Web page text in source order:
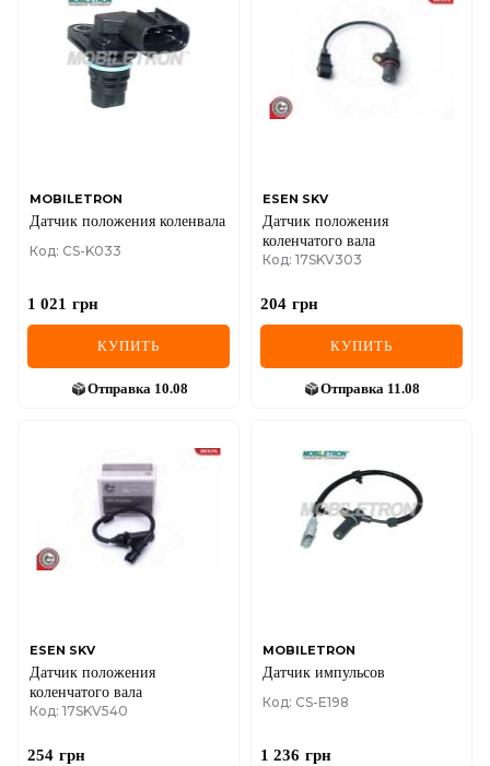
MOBILETRON
Датчик положения коленвала
Код: CS-K033
1 021 грн
КУПИТЬ
Отправка 10.08
ESEN SKV
Датчик положения
коленчатого вала
Код: 17SKV303
204 грн
КУПИТЬ
Отправка 11.08
ESEN SKV
Датчик положения
коленчатого вала
Код: 17SKV540
254 грн
MOBILETRON
Датчик импульсов
Код: CS-E198
1 236 грн